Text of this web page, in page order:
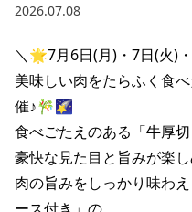
2026.07.08
＼🌟7月6日(月)・7日(火)
美味しい肉をたらふく食
催♪🎋🌠
食べごたえのある「牛厚
豪快な見た目と旨みが楽
肉の旨みをしっかり味わ
ース付き」の